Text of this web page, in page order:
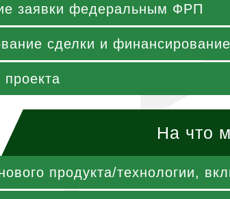
заявки федеральным ФРП
сделки и
На что
продукта/технологии,